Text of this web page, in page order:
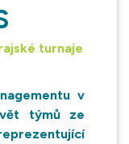
turnaje
v
týmů ze